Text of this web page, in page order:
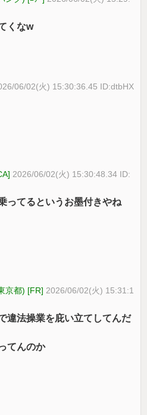
くなw
06/02(火) 15:30:36.45 ID:dtbHX
2026/06/02(火) 15:30:48.34 ID:
ってるというお墨付きやね
京都) [FR] 2026/06/02(火) 15:31:1
違法操業を庇い立てしてんだ
てんのか